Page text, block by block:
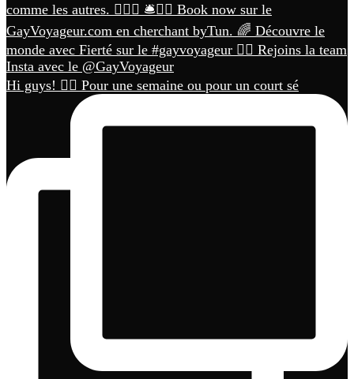
Hi guys! 🏳️‍🌈 Pour une semaine ou pour un court sé